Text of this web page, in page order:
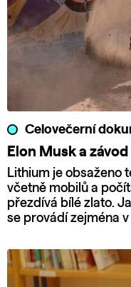
Celovečerní
Elon Musk a
Lithium je obsaženo
včetně mobilů a
přezdívá bílé zlato.
se provádí zejména